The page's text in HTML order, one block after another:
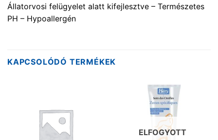
Állatorvosi felügyelet alatt kifejlesztve – Természetes
PH – Hypoallergén
KAPCSOLÓDÓ TERMÉKEK
ELFOGYOTT